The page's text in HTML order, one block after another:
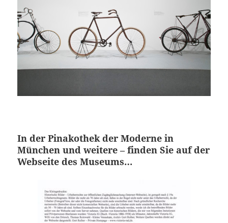
In der Pinakothek der Moderne in
München und weitere – finden Sie auf der
Webseite des Museums…